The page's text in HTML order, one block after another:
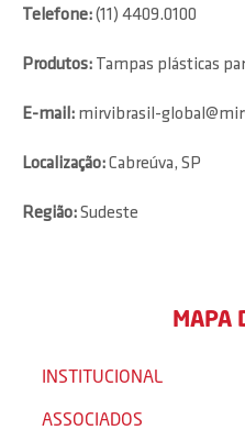
Telefone:(11) 4409.0100
Produtos: Tampas plásticas
E-mail: mirvibrasil-
Localização:Cabreúva, SP
Região:Sudeste
MAPA
INSTITUCIONAL
ASSOCIADOS